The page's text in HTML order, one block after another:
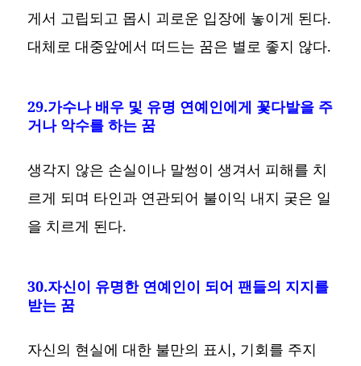
게서 고립되고 몹시 괴로운 입장에 놓이게 된다.
대체로 대중앞에서 떠드는 꿈은 별로 좋지 않다.
29.가수나 배우 및 유명 연예인에게 꽃다발을 주
거나 악수를 하는 꿈
생각지 않은 손실이나 말썽이 생겨서 피해를 치
르게 되며 타인과 연관되어 불이익 내지 궂은 일
을 치르게 된다.
30.자신이 유명한 연예인이 되어 팬들의 지지를
받는 꿈
자신의 현실에 대한 불만의 표시, 기회를 주지